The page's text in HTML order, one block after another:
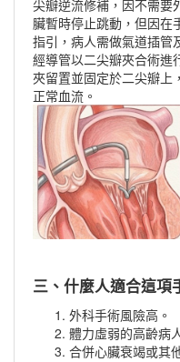
尖瓣逆流修補，因不需要
臟暫時停止跳動，但因在
指引，病人需做氣道插管
經導管以二尖瓣夾合術進
夾留置並固定於二尖瓣上
正常血流。
三、什麼人適合這項
外科手術風險高。
體力虛弱的高齡病
合併心臟衰竭或其